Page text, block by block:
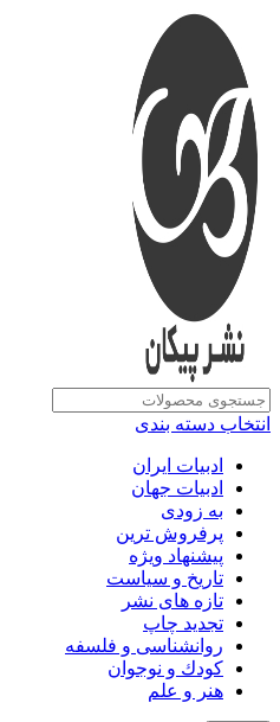
انتخاب دسته بندی
ادبیات ایران
ادبیات جهان
به زودی
پرفروش ترین
پیشنهاد ویژه
تاریخ و سیاست
تازه های نشر
تجدید چاپ
روانشناسی و فلسفه
کودك و نوجوان
هنر و علم